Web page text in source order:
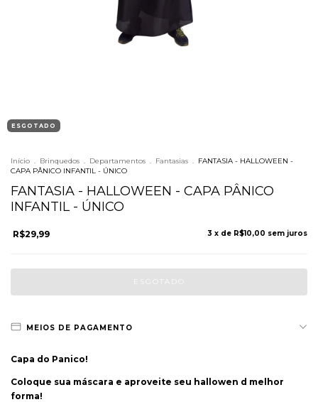
ESGOTADO
Início . Brinquedos . Departamentos . Fantasias . FANTASIA - HALLOWEEN -
CAPA PÂNICO INFANTIL - ÚNICO
FANTASIA - HALLOWEEN - CAPA PÂNICO
INFANTIL - ÚNICO
R$29,99 3 x de R$10,00 sem juros
MEIOS DE PAGAMENTO
Capa do Panico!
Coloque sua máscara e aproveite seu hallowen d melhor
forma!